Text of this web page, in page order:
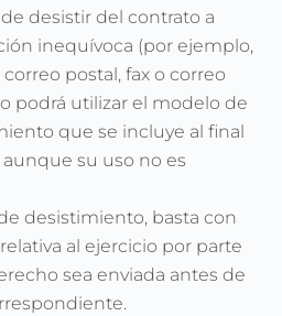
desistir del contrato a
inequívoca (por ejemplo,
postal, fax o correo
podrá utilizar el modelo de
que se incluye al final
su uso no es
desistimiento, basta con
al ejercicio por parte
sea enviada antes de